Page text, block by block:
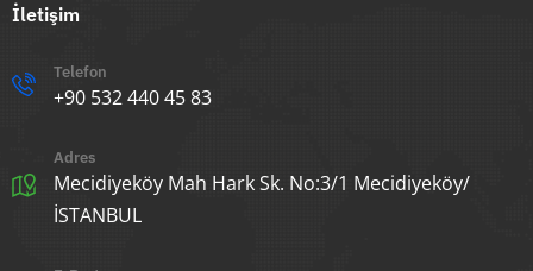
İletişim
Telefon
+90 532 440 45 83
Adres
Mecidiyeköy Mah Hark Sk. No:3/1 Mecidiyeköy/
İSTANBUL